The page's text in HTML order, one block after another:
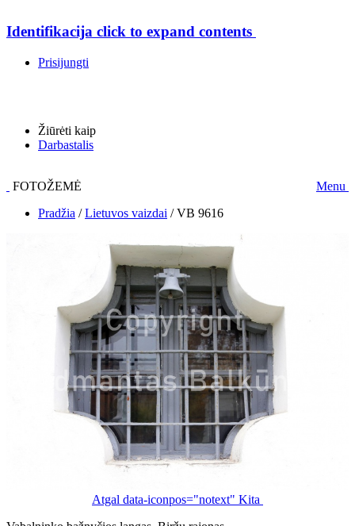
Identifikacija click to expand contents
Prisijungti
Žiūrėti kaip
Darbastalis
FOTOŽEMĖ
Menu
Pradžia /Lietuvos vaizdai /VB 9616
Atgal data-iconpos="notext" Kita